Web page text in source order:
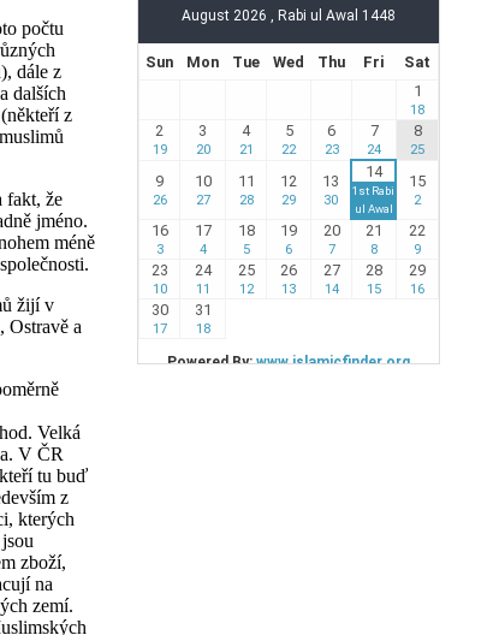
počtu
dále z
dalších
z
fakt, že
jméno.
méně
žijí v
a
Velká
V ČR
tu buď
z
kterých
zboží,
na
zemí.